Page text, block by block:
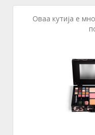
Оваа кутија е